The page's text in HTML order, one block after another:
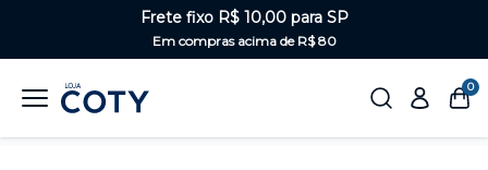
Frete fixo R$ 10,00 para SP
Em compras acima de R$ 80
0